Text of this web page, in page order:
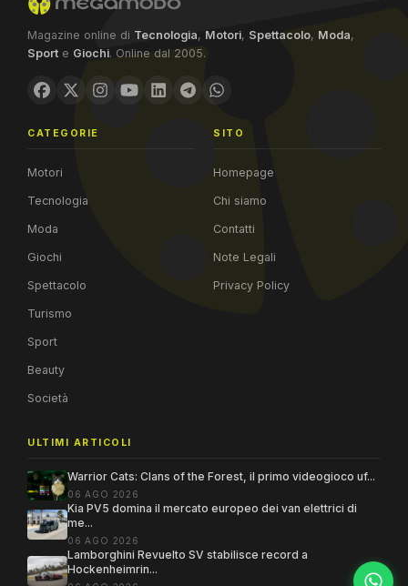
Magazine online di Tecnologia, Motori, Spettacolo, Moda,
Sport e Giochi. Online dal 2005.
CATEGORIE
Motori
Tecnologia
Moda
Giochi
Spettacolo
Turismo
Sport
Beauty
Società
SITO
Homepage
Chi siamo
Contatti
Note Legali
Privacy Policy
ULTIMI ARTICOLI
Warrior Cats: Clans of the Forest, il primo videogioco uf...
06 AGO 2026
Kia PV5 domina il mercato europeo dei van elettrici di
me...
06 AGO 2026
Lamborghini Revuelto SV stabilisce record a
Hockenheimrin...